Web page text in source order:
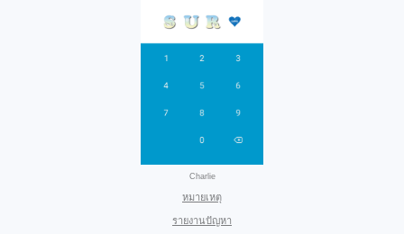
Charlie
หมายเหตุ
รายงานปัญหา